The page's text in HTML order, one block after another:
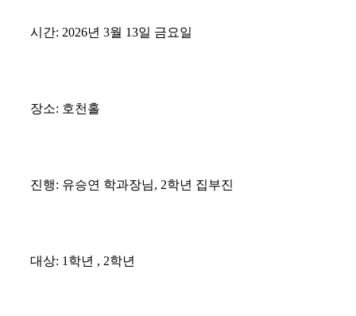
시간: 2026년 3월 13일 금요일
장소: 호천홀
진행: 유승연 학과장님, 2학년 집부진
대상: 1학년 , 2학년